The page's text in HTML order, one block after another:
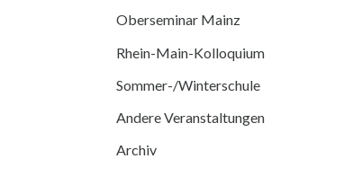
Oberseminar Mainz
Rhein-Main-Kolloquium
Sommer-/Winterschule
Andere Veranstaltungen
Archiv